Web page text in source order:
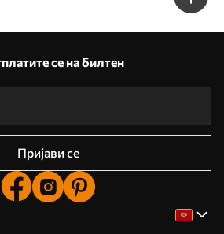
се на билтен
Пријави се